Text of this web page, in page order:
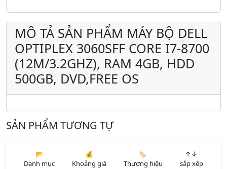
MÔ TẢ SẢN PHẨM MÁY BỘ DELL
OPTIPLEX 3060SFF CORE I7-8700
(12M/3.2GHZ), RAM 4GB, HDD
500GB, DVD,FREE OS
SẢN PHẨM TƯƠNG TỰ
📂
Danh mục
💰
Khoảng giá
🏷️
Thương hiệu
↑↓
sắp xếp